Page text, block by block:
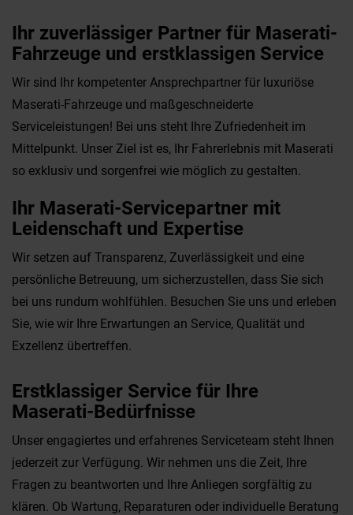
Ihr zuverlässiger Partner für Maserati-
Fahrzeuge und erstklassigen Service
Wir sind Ihr kompetenter Ansprechpartner für luxuriöse
Maserati-Fahrzeuge und maßgeschneiderte
Serviceleistungen! Bei uns steht Ihre Zufriedenheit im
Mittelpunkt. Unser Ziel ist es, Ihr Fahrerlebnis mit Maserati
so exklusiv und sorgenfrei wie möglich zu gestalten.
Ihr Maserati-Servicepartner mit
Leidenschaft und Expertise
Wir setzen auf Transparenz, Zuverlässigkeit und eine
persönliche Betreuung, um sicherzustellen, dass Sie sich
bei uns rundum wohlfühlen. Besuchen Sie uns und erleben
Sie, wie wir Ihre Erwartungen an Service, Qualität und
Exzellenz übertreffen.
Erstklassiger Service für Ihre
Maserati-Bedürfnisse
Unser engagiertes und erfahrenes Serviceteam steht Ihnen
jederzeit zur Verfügung. Wir nehmen uns die Zeit, Ihre
Fragen zu beantworten und Ihre Anliegen sorgfältig zu
klären. Ob Wartung, Reparaturen oder individuelle Beratung